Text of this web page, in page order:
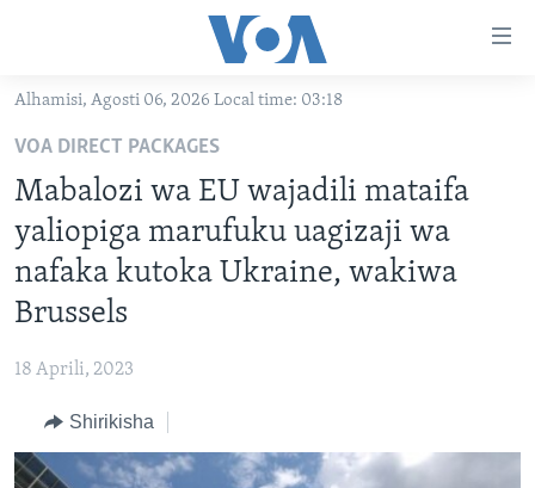
Nenda
kuu
Nenda
katika
urambazaji
Nenda
katika
TANZANIA
JAMHURI YA KIDEMOKRASIA YA KONGO
RWANDA
BURUNDI
AFRIKA
MAREKANI
VIDEO
DUNIANI LEO
MAISHA NA AFYA
ZULIA JEKUNDU
MATANGAZO YETU
ALFAJIRI 0300 UTC
VOA EXPRESS 1330 UTC
KWA UNDANI 1800 UTC
JARIDA LA WIKIENDI
MAHOJIANO MAALUM: HABARI POTOFU
TUFUATE
Lugha
Alhamisi, Agosti 06, 2026 Local time: 03:18
VOA DIRECT PACKAGES
Mabalozi wa EU wajadili mataifa
yaliopiga marufuku uagizaji wa
nafaka kutoka Ukraine, wakiwa
Brussels
18 Aprili, 2023
Shirikisha